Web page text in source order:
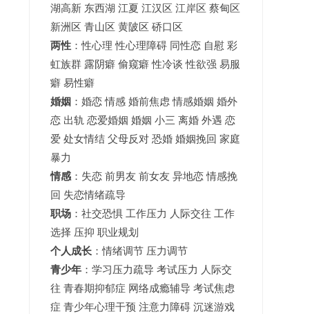
湖高新 东西湖 江夏 江汉区 江岸区 蔡甸区
新洲区 青山区 黄陂区 硚口区
两性：性心理 性心理障碍 同性恋 自慰 彩
虹族群 露阴癖 偷窥癖 性冷谈 性欲强 易服
癖 易性癖
婚姻：婚恋 情感 婚前焦虑 情感婚姻 婚外
恋 出轨 恋爱婚姻 婚姻 小三 离婚 外遇 恋
爱 处女情结 父母反对 恐婚 婚姻挽回 家庭
暴力
情感：失恋 前男友 前女友 异地恋 情感挽
回 失恋情绪疏导
职场：社交恐惧 工作压力 人际交往 工作
选择 压抑 职业规划
个人成长：情绪调节 压力调节
青少年： 学习压力疏导 考试压力 人际交
往 青春期抑郁症 网络成瘾辅导 考试焦虑
症 青少年心理干预 注意力障碍 沉迷游戏